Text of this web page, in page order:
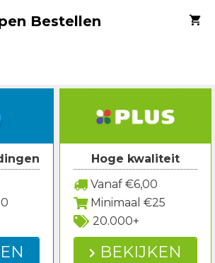
Bestellen
Hoge kwaliteit
Vanaf €6,00
Minimaal €25
20.000+
BEKIJKEN